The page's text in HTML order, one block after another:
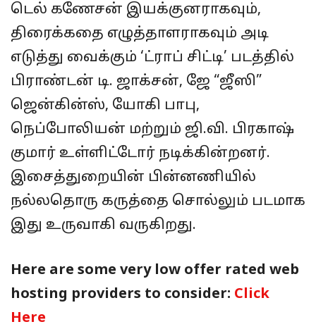
டெல் கணேசன் இயக்குனராகவும்,
திரைக்கதை எழுத்தாளராகவும் அடி
எடுத்து வைக்கும் ‘ட்ராப் சிட்டி’ படத்தில்
பிராண்டன் டி. ஜாக்சன், ஜே “ஜீஸி”
ஜென்கின்ஸ், யோகி பாபு,
நெப்போலியன் மற்றும் ஜி.வி. பிரகாஷ்
குமார் உள்ளிட்டோர் நடிக்கின்றனர்.
இசைத்துறையின் பின்னணியில்
நல்லதொரு கருத்தை சொல்லும் படமாக
இது உருவாகி வருகிறது.
Here are some very low offer rated web
hosting providers to consider: Click
Here